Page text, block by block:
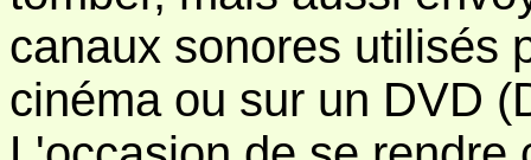
canaux sonores utilisés
cinéma ou sur un DVD